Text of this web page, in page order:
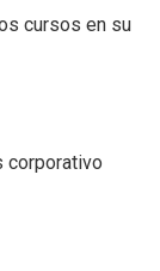
cursos en su
corporativo